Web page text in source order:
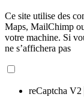
Ce site utilise des
Maps, MailChimp
votre machine. Si
ne s’affichera pas
reCaptcha V2